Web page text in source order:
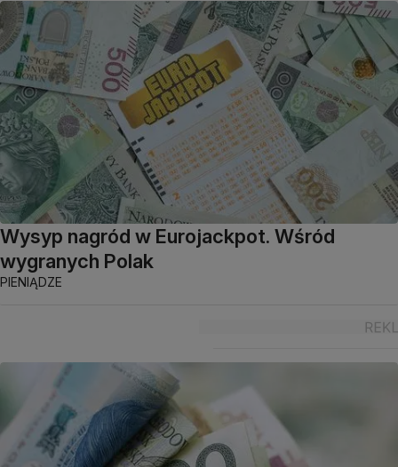
Wysyp nagród w Eurojackpot. Wśród
wygranych Polak
PIENIĄDZE